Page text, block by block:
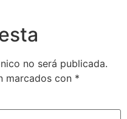
no será publicada.
marcados con *